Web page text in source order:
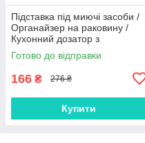
Підставка під миючі засоби /
Органайзер на раковину /
Кухонний дозатор з
підставкою
Готово до відправки
166 ₴ 276 ₴
Купити